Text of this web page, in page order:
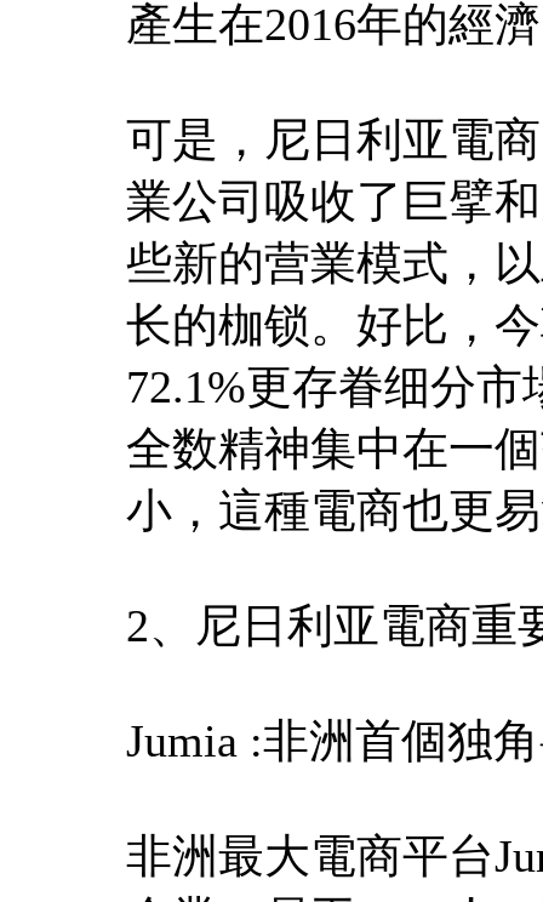
產生在2016年的經
可是，尼日利亚電
業公司吸收了巨擘
些新的营業模式，
长的枷锁。好比，
72.1%更存眷细分
全数精神集中在一
小，這種電商也更
2、尼日利亚電商重
Jumia :非洲首個独
非洲最大電商平台